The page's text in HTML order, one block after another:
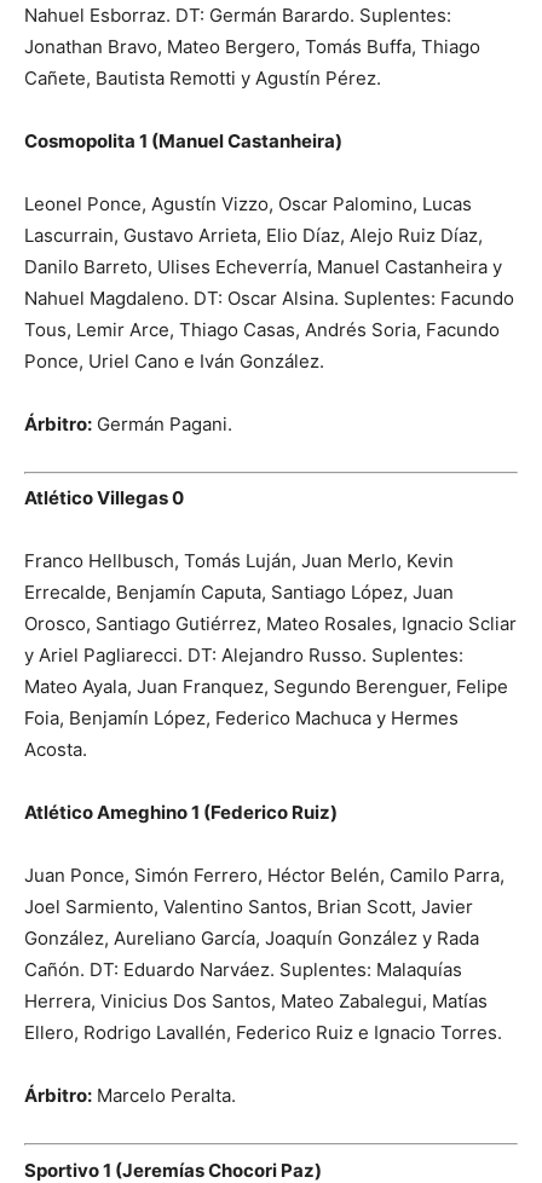
Nahuel Esborraz. DT: Germán Barardo. Suplentes:
Jonathan Bravo, Mateo Bergero, Tomás Buffa, Thiago
Cañete, Bautista Remotti y Agustín Pérez.
Cosmopolita 1 (Manuel Castanheira)
Leonel Ponce, Agustín Vizzo, Oscar Palomino, Lucas
Lascurrain, Gustavo Arrieta, Elio Díaz, Alejo Ruiz Díaz,
Danilo Barreto, Ulises Echeverría, Manuel Castanheira y
Nahuel Magdaleno. DT: Oscar Alsina. Suplentes: Facundo
Tous, Lemir Arce, Thiago Casas, Andrés Soria, Facundo
Ponce, Uriel Cano e Iván González.
Árbitro: Germán Pagani.
Atlético Villegas 0
Franco Hellbusch, Tomás Luján, Juan Merlo, Kevin
Errecalde, Benjamín Caputa, Santiago López, Juan
Orosco, Santiago Gutiérrez, Mateo Rosales, Ignacio Scliar
y Ariel Pagliarecci. DT: Alejandro Russo. Suplentes:
Mateo Ayala, Juan Franquez, Segundo Berenguer, Felipe
Foia, Benjamín López, Federico Machuca y Hermes
Acosta.
Atlético Ameghino 1 (Federico Ruiz)
Juan Ponce, Simón Ferrero, Héctor Belén, Camilo Parra,
Joel Sarmiento, Valentino Santos, Brian Scott, Javier
González, Aureliano García, Joaquín González y Rada
Cañón. DT: Eduardo Narváez. Suplentes: Malaquías
Herrera, Vinicius Dos Santos, Mateo Zabalegui, Matías
Ellero, Rodrigo Lavallén, Federico Ruiz e Ignacio Torres.
Árbitro: Marcelo Peralta.
Sportivo 1 (Jeremías Chocori Paz)